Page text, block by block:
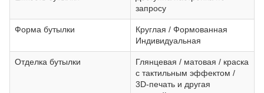
запросу
Форма бутылки
Круглая / Формованная
Индивидуальная
Отделка бутылки
Глянцевая / матовая / краска
с тактильным эффектом /
3D-печать и другая